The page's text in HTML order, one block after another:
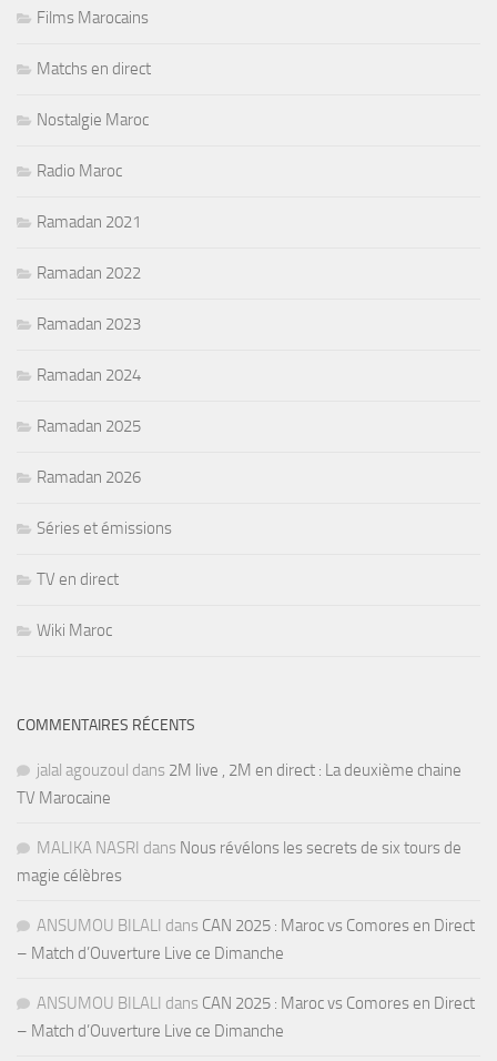
Films Marocains
Matchs en direct
Nostalgie Maroc
Radio Maroc
Ramadan 2021
Ramadan 2022
Ramadan 2023
Ramadan 2024
Ramadan 2025
Ramadan 2026
Séries et émissions
TV en direct
Wiki Maroc
COMMENTAIRES RÉCENTS
jalal agouzoul dans 2M live , 2M en direct : La deuxième chaine
TV Marocaine
MALIKA NASRI dans Nous révélons les secrets de six tours de
magie célèbres
ANSUMOU BILALI dans CAN 2025 : Maroc vs Comores en Direct
– Match d’Ouverture Live ce Dimanche
ANSUMOU BILALI dans CAN 2025 : Maroc vs Comores en Direct
– Match d’Ouverture Live ce Dimanche